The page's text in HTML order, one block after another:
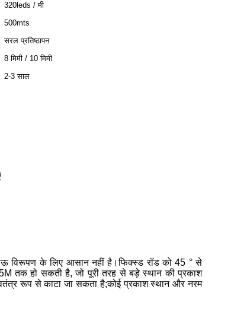
320leds / मी
500mts
सरल प्रतिष्ठापन
8 मिमी / 10 मिमी
2-3 साल
विरूपण के लिए आसान नहीं है।फिक्स्ड रॉड को 45 ° से
तक हो सकती है, जो पूरी तरह से बड़े स्थान की प्रकाश
रूप से काटा जा सकता है;कोई प्रकाश स्थान और नरम